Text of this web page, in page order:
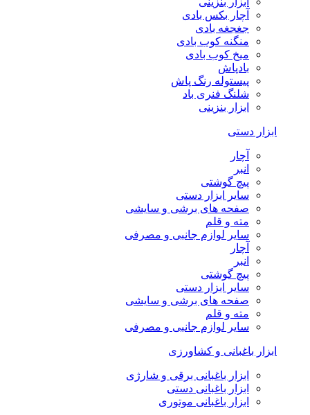
آچار بکس بادی
جغجغه بادی
منگنه کوب بادی
میخ کوب بادی
بادپاش
پیستوله رنگ پاش
شلنگ فنری باد
ابزار بنزینی
ابزار دستی
آچار
انبر
پیچ گوشتی
سایر ابزار دستی
صفحه های برشی و سایشی
مته و قلم
سایر لوازم جانبی و مصرفی
آچار
انبر
پیچ گوشتی
سایر ابزار دستی
صفحه های برشی و سایشی
مته و قلم
سایر لوازم جانبی و مصرفی
ابزار باغبانی و کشاورزی
ابزار باغبانی برقی و شارژی
ابزار باغبانی دستی
ابزار باغبانی موتوری